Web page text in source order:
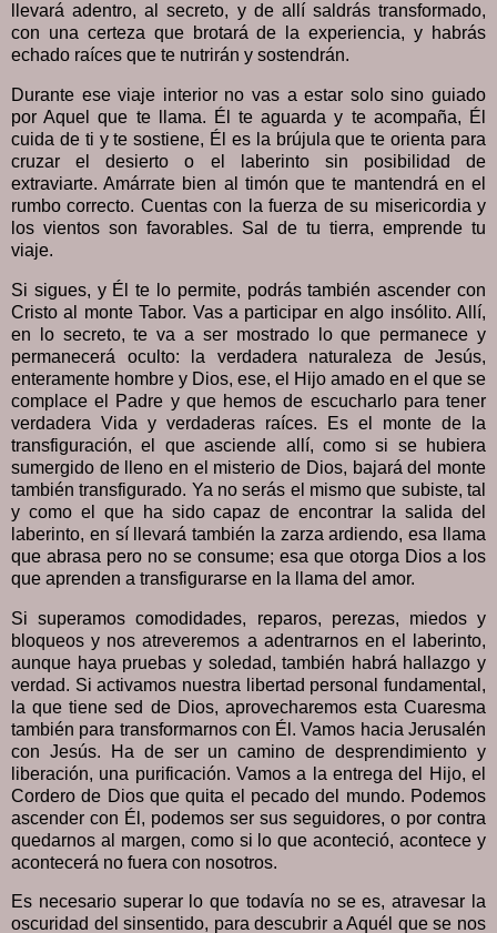
llevará adentro, al secreto, y de allí saldrás transformado,
con una certeza que brotará de la experiencia, y habrás
echado raíces que te nutrirán y sostendrán.
Durante ese viaje interior no vas a estar solo sino guiado
por Aquel que te llama. Él te aguarda y te acompaña, Él
cuida de ti y te sostiene, Él es la brújula que te orienta para
cruzar el desierto o el laberinto sin posibilidad de
extraviarte. Amárrate bien al timón que te mantendrá en el
rumbo correcto. Cuentas con la fuerza de su misericordia y
los vientos son favorables. Sal de tu tierra, emprende tu
viaje.
Si sigues, y Él te lo permite, podrás también ascender con
Cristo al monte Tabor. Vas a participar en algo insólito. Allí,
en lo secreto, te va a ser mostrado lo que permanece y
permanecerá oculto: la verdadera naturaleza de Jesús,
enteramente hombre y Dios, ese, el Hijo amado en el que se
complace el Padre y que hemos de escucharlo para tener
verdadera Vida y verdaderas raíces. Es el monte de la
transfiguración, el que asciende allí, como si se hubiera
sumergido de lleno en el misterio de Dios, bajará del monte
también transfigurado. Ya no serás el mismo que subiste, tal
y como el que ha sido capaz de encontrar la salida del
laberinto, en sí llevará también la zarza ardiendo, esa llama
que abrasa pero no se consume; esa que otorga Dios a los
que aprenden a transfigurarse en la llama del amor.
Si superamos comodidades, reparos, perezas, miedos y
bloqueos y nos atreveremos a adentrarnos en el laberinto,
aunque haya pruebas y soledad, también habrá hallazgo y
verdad. Si activamos nuestra libertad personal fundamental,
la que tiene sed de Dios, aprovecharemos esta Cuaresma
también para transformarnos con Él. Vamos hacia Jerusalén
con Jesús. Ha de ser un camino de desprendimiento y
liberación, una purificación. Vamos a la entrega del Hijo, el
Cordero de Dios que quita el pecado del mundo. Podemos
ascender con Él, podemos ser sus seguidores, o por contra
quedarnos al margen, como si lo que aconteció, acontece y
acontecerá no fuera con nosotros.
Es necesario superar lo que todavía no se es, atravesar la
oscuridad del sinsentido, para descubrir a Aquél que se nos